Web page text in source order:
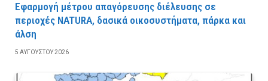
Εφαρμογή μέτρου απαγόρευσης διέλευσης σε
περιοχές NATURA, δασικά οικοσυστήματα, πάρκα και
άλση
5 ΑΥΓΟΎΣΤΟΥ 2026